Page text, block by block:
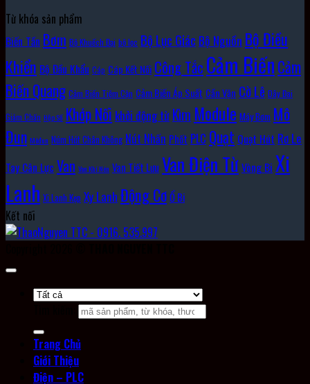
Từ khóa sản phẩm
Biến Tần Bơm Bộ Khuếch Đại bộ lọc Bộ Lục Giác Bộ Nguồn Bộ Điều
Khiển Bộ Đầu Khẩu Cáp Cáp Kết Nối Công TắcCảm BiếnCảm
Biến Quang Cảm Biến Tiệm Cận Cảm Biến Áp Suất Cần Vặn Cờ Lê Dây Đai
Giảm Chấn Hộp Số Khớp Nối khởi động từ Kìm Module Máy Bơm Mô
Đun Môđun Núm Hút Chân Không Nút Nhấn Phốt PLC Quạt Quạt Hút Rơ Le
Tay Cân Lực Van Van Khí Nén Van Tiết Lưu Van Điện TừVòng Bi Xi
Lanh Xi Lanh Kẹp Xy LanhĐộng CơỔ Bi
Kết nối
Trang Chủ
Giới Thiệu
Điện – PLC